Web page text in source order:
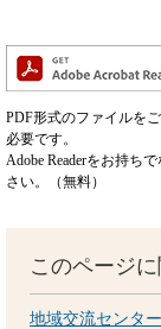
PDF形式のファイルを
必要です。
Adobe Readerをお持ち
さい。（無料）
このページ
地域交流センター